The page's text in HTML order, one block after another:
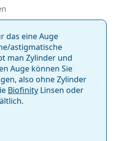
das eine Auge
astig­matische
man Zylinder und
Auge können Sie
also ohne Zylinder
Biofinity Linsen oder